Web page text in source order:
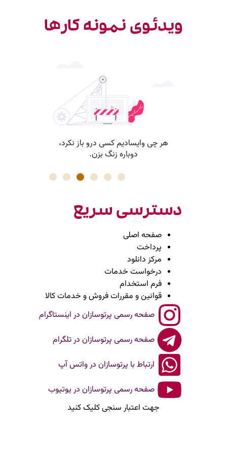
ویدئوی نمونه کارها
دسترسی سریع
صفحه اصلی
پرداخت
مرکز دانلود
درخواست خدمات
فرم استخدام
قوانین و مقررات فروش و خدمات کالا
صفحه رسمی پرتوسازان در اینستاگرام
صفحه رسمی پرتوسازان در تلگرام
ارتباط با پرتوسازان در واتس آپ
صفحه رسمی پرتوسازان در یوتیوب
جهت اعتبار سنجی کلیک کنید